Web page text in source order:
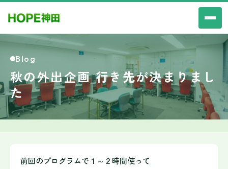
Blog
秋の外出企画 行き先が決まりまし
た
前回のプログラムで１～２時間使って